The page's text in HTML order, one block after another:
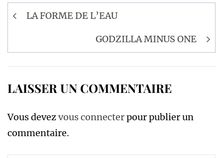
Navigation
LA FORME DE L’EAU
GODZILLA MINUS ONE
LAISSER UN COMMENTAIRE
Vous devezvous connecterpour publier un
commentaire.